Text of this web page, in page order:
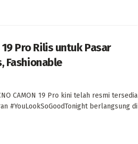
19 Pro Rilis untuk Pasar
Fashionable
CAMON 19 Pro kini telah resmi tersedia
#YouLookSoGoodTonight berlangsung di